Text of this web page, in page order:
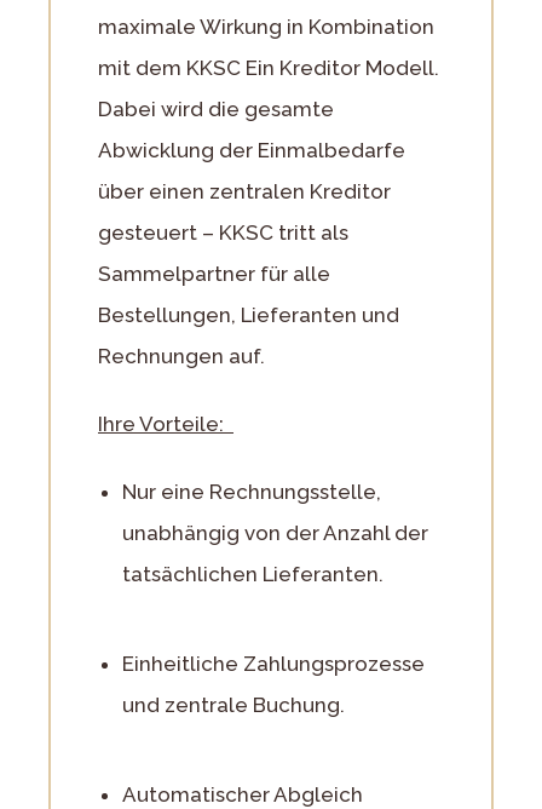
maximale Wirkung in Kombination
mit dem KKSC Ein Kreditor Modell.
Dabei wird die gesamte
Abwicklung der Einmalbedarfe
über einen zentralen Kreditor
gesteuert – KKSC tritt als
Sammelpartner für alle
Bestellungen, Lieferanten und
Rechnungen auf.
Ihre Vorteile:
Nur eine Rechnungsstelle,
unabhängig von der Anzahl der
tatsächlichen Lieferanten.
Einheitliche Zahlungsprozesse
und zentrale Buchung.
Automatischer Abgleich